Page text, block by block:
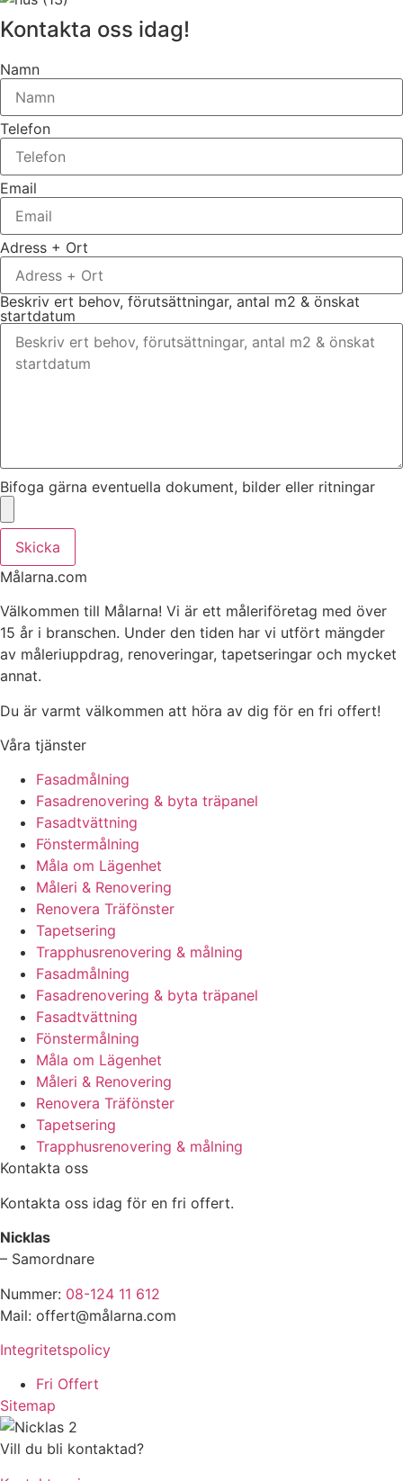
Kontakta oss idag!
Namn
Telefon
Email
Adress + Ort
Beskriv ert behov, förutsättningar, antal m2 & önskat
startdatum
Bifoga gärna eventuella dokument, bilder eller ritningar
Skicka
Målarna.com
Välkommen till Målarna! Vi är ett måleriföretag med över
15 år i branschen. Under den tiden har vi utfört mängder
av måleriuppdrag, renoveringar, tapetseringar och mycket
annat.
Du är varmt välkommen att höra av dig för en fri offert!
Våra tjänster
Fasadmålning
Fasadrenovering & byta träpanel
Fasadtvättning
Fönstermålning
Måla om Lägenhet
Måleri & Renovering
Renovera Träfönster
Tapetsering
Trapphusrenovering & målning
Fasadmålning
Fasadrenovering & byta träpanel
Fasadtvättning
Fönstermålning
Måla om Lägenhet
Måleri & Renovering
Renovera Träfönster
Tapetsering
Trapphusrenovering & målning
Kontakta oss
Kontakta oss idag för en fri offert.
Nicklas
– Samordnare
Nummer: 08-124 11 612
Mail: offert@målarna.com
Integritetspolicy
Fri Offert
Sitemap
Vill du bli kontaktad?